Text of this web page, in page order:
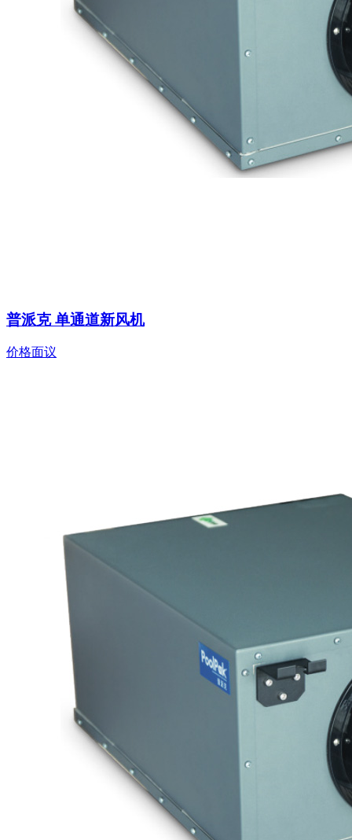
普派克 单通道新风机
价格面议